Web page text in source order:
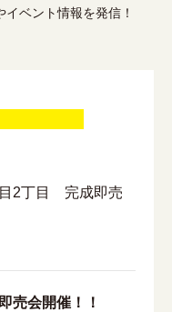
ベント情報を発信！
2丁目 完成即売
売会開催！！